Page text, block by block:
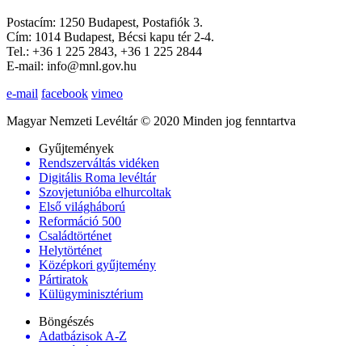
Postacím: 1250 Budapest, Postafiók 3.
Cím: 1014 Budapest, Bécsi kapu tér 2-4.
Tel.: +36 1 225 2843, +36 1 225 2844
E-mail: info@mnl.gov.hu
e-mail facebook vimeo
Magyar Nemzeti Levéltár © 2020 Minden jog fenntartva
Gyűjtemények
Rendszerváltás vidéken
Digitális Roma levéltár
Szovjetunióba elhurcoltak
Első világháború
Reformáció 500
Családtörténet
Helytörténet
Középkori gyűjtemény
Pártiratok
Külügyminisztérium
Böngészés
Adatbázisok A-Z